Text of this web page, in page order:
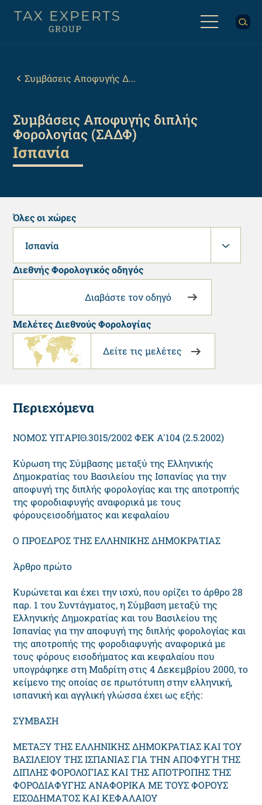
προς
Breadcrumb
Συμβάσεις Αποφυγής Δ...
Συμβάσεις Αποφυγής διπλής
Φορολογίας (ΣΑΔΦ)
Ισπανία
Όλες οι χώρες
Ισπανία
Διεθνής Φορολογικός οδηγός
Διαβάστε τον οδηγό
Μελέτες Διεθνούς Φορολογίας
Δείτε τις μελέτες
ΝΟΜΟΣ ΥΠ'ΑΡΙΘ.3015/2002 ΦΕΚ Α'104 (2.5.2002)
Κύρωση της Σύμβασης μεταξύ της Ελληνικής
Δημοκρατίας του Βασιλείου της Ισπανίας για την
αποφυγή της διπλής φορολογίας και της αποτροπής
της φοροδιαφυγής αναφορικά με τους
φόρουςεισοδήματος και κεφαλαίου
Ο ΠΡΟΕΔΡΟΣ ΤΗΣ ΕΛΛΗΝΙΚΗΣ ΔΗΜΟΚΡΑΤΙΑΣ
Άρθρο πρώτο
Κυρώνεται και έχει την ισχύ, που ορίζει το άρθρο 28
παρ. 1 του Συντάγματος, η Σύμβαση μεταξύ της
Ελληνικής Δημοκρατίας και του Βασιλείου της
Ισπανίας για την αποφυγή της διπλής φορολογίας και
της αποτροπής της φοροδιαφυγής αναφορικά με
τους φόρους εισοδήματος και κεφαλαίου που
υπογράφηκε στη Μαδρίτη στις 4 Δεκεμβρίου 2000, το
κείμενο της οποίας σε πρωτότυπη στην ελληνική,
ισπανική και αγγλική γλώσσα έχει ως εξής:
ΣΥΜBΑΣΗ
ΜΕΤΑΞΥ ΤΗΣ ΕΛΛΗΝΙΚΗΣ ΔΗΜΟΚΡΑΤΙΑΣ ΚΑΙ ΤΟΥ
ΒΑΣΙΛΕΙΟΥ ΤΗΣ ΙΣΠΑΝΙΑΣ ΓΙΑ ΤΗΝ ΑΠΟΦΥΓΗ ΤΗΣ
ΔΙΠΛΗΣ ΦΟΡΟΛΟΓΙΑΣ ΚΑΙ ΤΗΣ ΑΠΟΤΡΟΠΗΣ ΤΗΣ
ΦΟΡΟΔΙΑΦΥΓΗΣ ΑΝΑΦΟΡΙΚΑ ΜΕ ΤΟΥΣ ΦΟΡΟΥΣ
ΕΙΣΟΔΗΜΑΤΟΣ ΚΑΙ ΚΕΦΑΛΑΙΟΥ
Περιεχόμενα